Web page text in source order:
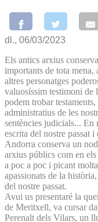
dl., 06/03/2023
Els antics arxius
importants de tota mena,
altres personatges
valuosíssim testimoni de
podem trobar
administratius de les
sentències judicials... En
escrita del nostre passat i
Andorra conserva un
arxius públics com en els
a poc a poc i picant
apassionats de la
del nostre passat.
Avui us presentaré la
de Meritxell, va cursar
Perenalt dels Vilars, un